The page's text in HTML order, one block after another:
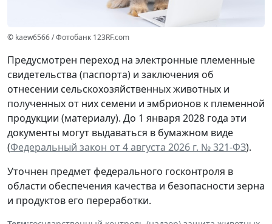
© kaew6566 / Фотобанк 123RF.com
Предусмотрен переход на электронные племенные
свидетельства (паспорта) и заключения об
отнесении сельскохозяйственных животных и
полученных от них семени и эмбрионов к племенной
продукции (материалу). До 1 января 2028 года эти
документы могут выдаваться в бумажном виде
(Федеральный закон от 4 августа 2026 г. № 321-ФЗ).
Уточнен предмет федерального госконтроля в
области обеспечения качества и безопасности зерна
и продуктов его переработки.